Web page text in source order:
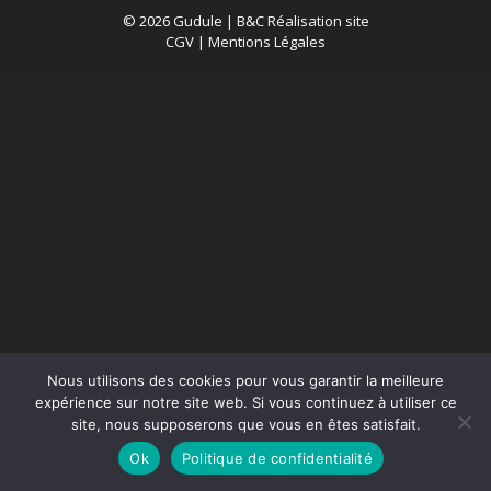
© 2026 Gudule | B&C Réalisation site
CGV | Mentions Légales
Nous utilisons des cookies pour vous garantir la meilleure
expérience sur notre site web. Si vous continuez à utiliser ce
site, nous supposerons que vous en êtes satisfait.
Ok
Politique de confidentialité